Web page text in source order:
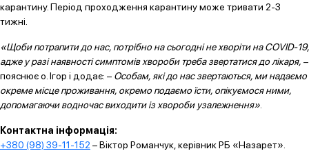
карантину. Період проходження карантину може тривати 2-3
тижні.
«Щоби потрапити до нас, потрібно на сьогодні не хворіти на COVID-19,
адже у разі наявності симптомів хвороби треба звертатися до лікаря, –
пояснює о. Ігор і додає: – Особам, які до нас звертаються, ми надаємо
окреме місце проживання, окремо подаємо їсти, опікуємося ними,
допомагаючи водночас виходити із хвороби узалежнення»
Контактна інформація:
+380 (98) 39-11-152 – Віктор Романчук, керівник РБ «Назарет».